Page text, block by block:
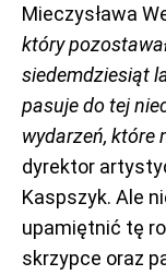
Mieczysława
który
siedemdziesiąt
pasuje do tej
wydarzeń, które
dyrektor
Kaspszyk. Ale
upamiętnić tę
skrzypce oraz